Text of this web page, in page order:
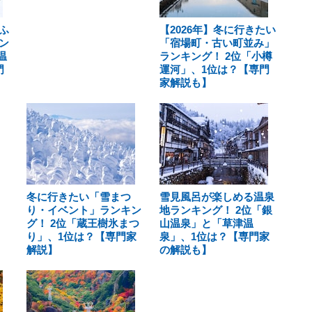
【2026年】冬に行きたい
「宿場町・古い町並み」
ランキング！ 2位「小樽
運河」、1位は？【専門
家解説も】
冬に行きたい「雪まつ
り・イベント」ランキン
グ！ 2位「蔵王樹氷まつ
り」、1位は？【専門家
解説】
雪見風呂が楽しめる温泉
地ランキング！ 2位「銀
山温泉」と「草津温
泉」、1位は？【専門家
の解説も】